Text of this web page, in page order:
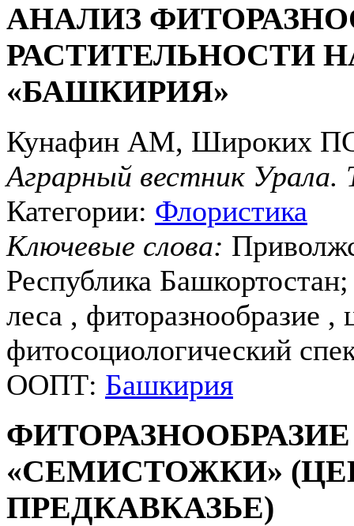
АНАЛИЗ
РАСТИТЕЛЬНОСТИ
«БАШКИРИЯ»
Кунафин АМ, Широких
Аграрный вестник Урала.
Категории: Флористика
Ключевые слова:
Республика
леса , фиторазнообразие ,
фитосоциологический
ООПТ: Башкирия
«СЕМИСТОЖКИ»
ПРЕДКАВКАЗЬЕ)